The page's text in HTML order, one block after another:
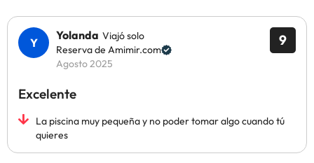
9
Yolanda Viajó solo
Reserva de Amimir.com
Agosto 2025
Excelente
La piscina muy pequeña y no poder tomar algo cuando tú
quieres